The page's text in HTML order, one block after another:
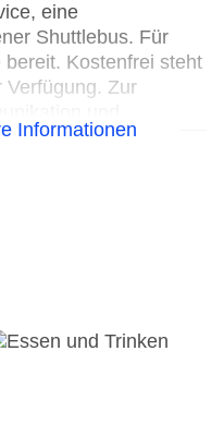
eine
Shuttlebus. Für
Kostenfrei steht
Verfügung. Zur
Center ein
Informationen